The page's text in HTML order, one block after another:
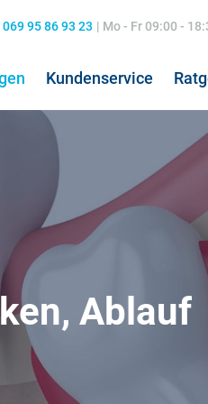
Kundenservice
Behandlung
Behandlung
& Behandlung
069 95 86 93 23 | Mo - Fr 09:00 -
Ablauf